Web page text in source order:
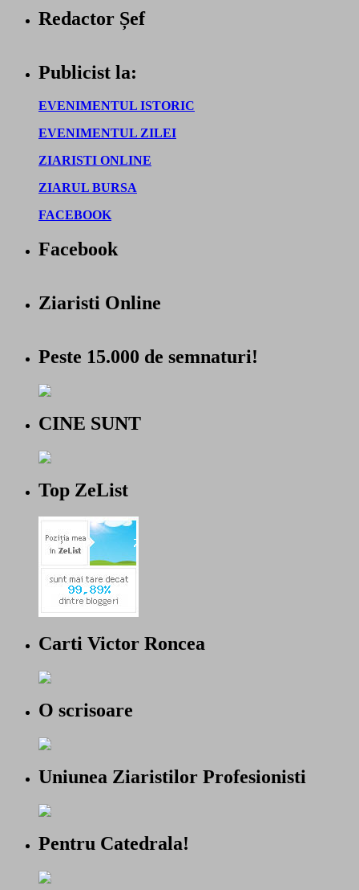
Redactor Șef
Publicist la:
EVENIMENTUL ISTORIC
EVENIMENTUL ZILEI
ZIARISTI ONLINE
ZIARUL BURSA
FACEBOOK
Facebook
Ziaristi Online
Peste 15.000 de semnaturi!
CINE SUNT
Top ZeList
Carti Victor Roncea
O scrisoare
Uniunea Ziaristilor Profesionisti
Pentru Catedrala!